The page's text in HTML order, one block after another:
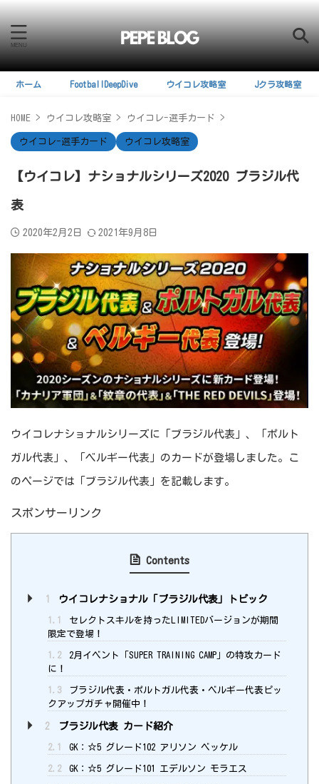
ホーム FootballDeepDive ウイコレ攻略室 Jクラ攻略室
HOME > ウイコレ攻略室 > ウイコレ-選手カード >
ウイコレ-選手カード ウイコレ攻略室
【ウイコレ】ナショナルシリーズ2020 ブラジル代
表
2020年2月2日 2021年9月8日
ウイコレナショナルシリーズに「ブラジル代表」、「ポルト
ガル代表」、「ベルギー代表」のカードが登場しました。こ
のページでは「ブラジル代表」を記載します。
スポンサーリンク
Contents
1 ウイコレナショナル「ブラジル代表」トピック
1.1
セレクトスキルを持ったLIMITEDバージョンが期間
限定で登場！
1.2
2月イベント「SUPER TRAINING CAMP」の特攻カード
に！
1.3
ブラジル代表・ポルトガル代表・ベルギー代表ピッ
クアップガチャ開催中！
2 ブラジル代表 カード紹介
2.1 GK：☆5 グレード102 アリソン ベッケル
2.2 GK：☆5 グレード101 エデルソン モラエス